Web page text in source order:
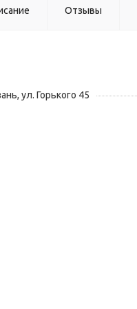
Отзывы
ул. Горького 45